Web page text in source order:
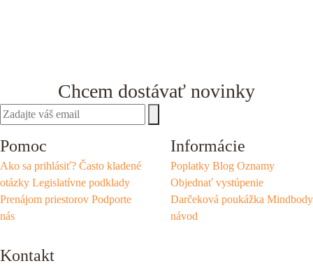
Chcem dostávať novinky
Pomoc
Ako sa prihlásiť? Často kladené
otázky Legislatívne podklady
Prenájom priestorov Podporte
nás
Informácie
Poplatky Blog Oznamy
Objednať vystúpenie
Darčeková poukážka Mindbody
návod
Kontakt